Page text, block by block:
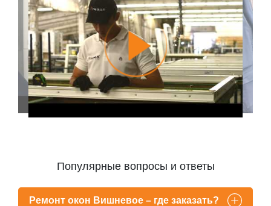
Популярные вопросы и ответы
Ремонт окон Вишневое – где заказать?